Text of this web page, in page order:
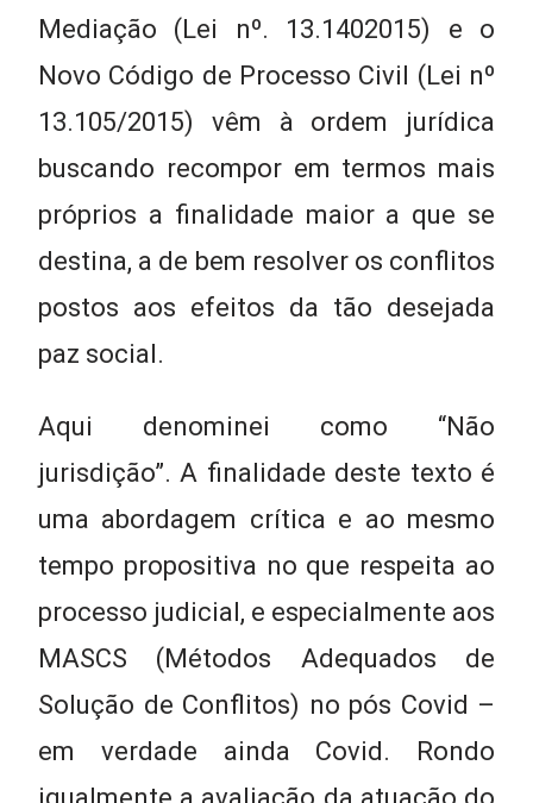
Mediação (Lei nº. 13.1402015) e o
Novo Código de Processo Civil (Lei nº
13.105/2015) vêm à ordem jurídica
buscando recompor em termos mais
próprios a finalidade maior a que se
destina, a de bem resolver os conflitos
postos aos efeitos da tão desejada
paz social.
Aqui denominei como “Não
jurisdição”. A finalidade deste texto é
uma abordagem crítica e ao mesmo
tempo propositiva no que respeita ao
processo judicial, e especialmente aos
MASCS (Métodos Adequados de
Solução de Conflitos) no pós Covid –
em verdade ainda Covid. Rondo